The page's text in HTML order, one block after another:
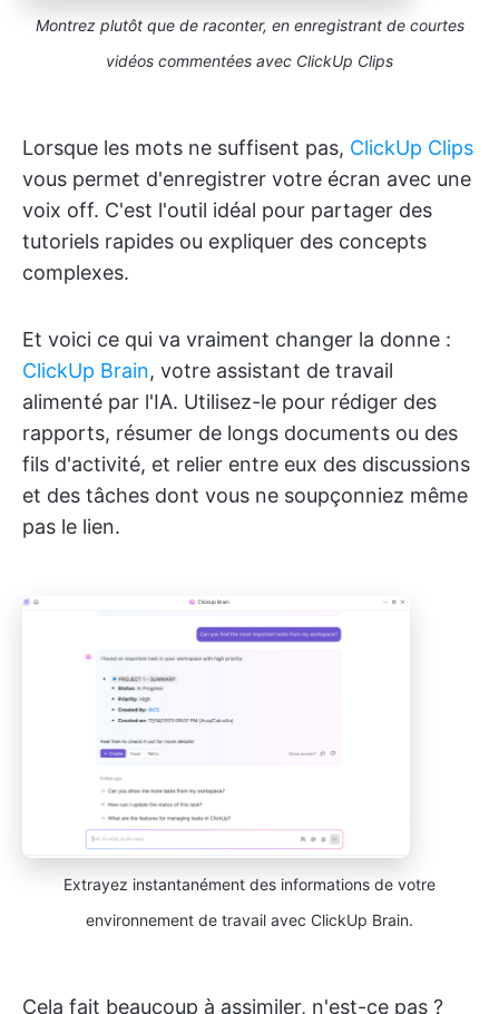
Montrez plutôt que de raconter, en enregistrant de courtes
vidéos commentées avec ClickUp Clips
Lorsque les mots ne suffisent pas, ClickUp Clips
vous permet d'enregistrer votre écran avec une
voix off. C'est l'outil idéal pour partager des
tutoriels rapides ou expliquer des concepts
complexes.
Et voici ce qui va vraiment changer la donne :
ClickUp Brain, votre assistant de travail
alimenté par l'IA. Utilisez-le pour rédiger des
rapports, résumer de longs documents ou des
fils d'activité, et relier entre eux des discussions
et des tâches dont vous ne soupçonniez même
pas le lien.
Extrayez instantanément des informations de votre
environnement de travail avec ClickUp Brain.
Cela fait beaucoup à assimiler, n'est-ce pas ?